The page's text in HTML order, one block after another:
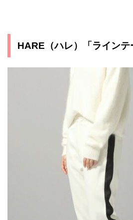
HARE（ハレ）「ラインテ